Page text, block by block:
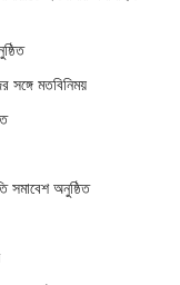
মতবিনিময়
সমাবেশ অনুষ্ঠিত